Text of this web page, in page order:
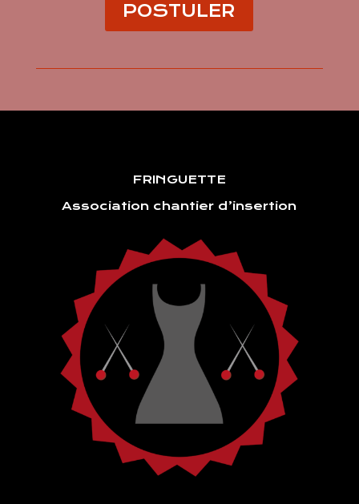
POSTULER
FRINGUETTE
Association chantier d’insertion